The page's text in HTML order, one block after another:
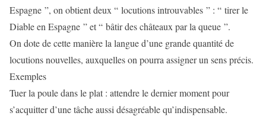
Espagne ”, on obtient deux “ locutions introuvables ” : “ tirer le
Diable en Espagne ” et “ bâtir des châteaux par la queue ”.
On dote de cette manière la langue d’une grande quantité de
locutions nouvelles, auxquelles on pourra assigner un sens précis.
Exemples
Tuer la poule dans le plat : attendre le dernier moment pour
s’acquitter d’une tâche aussi désagréable qu’indispensable.